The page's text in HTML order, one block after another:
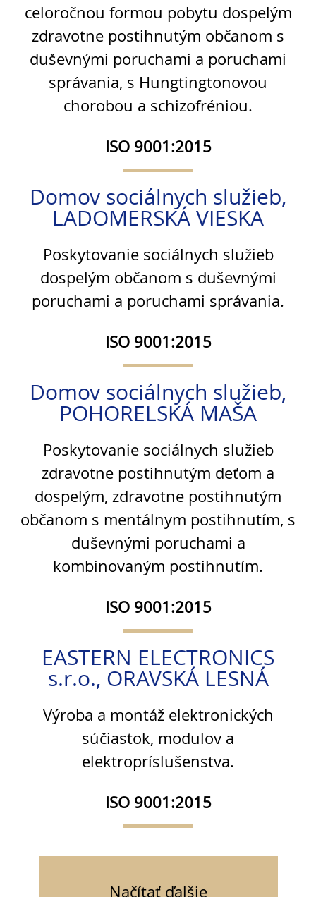
celoročnou formou pobytu dospelým
zdravotne postihnutým občanom s
duševnými poruchami a poruchami
správania, s Hungtingtonovou
chorobou a schizofréniou.
ISO 9001:2015
Domov sociálnych služieb,
LADOMERSKÁ VIESKA
Poskytovanie sociálnych služieb
dospelým občanom s duševnými
poruchami a poruchami správania.
ISO 9001:2015
Domov sociálnych služieb,
POHORELSKÁ MAŠA
Poskytovanie sociálnych služieb
zdravotne postihnutým deťom a
dospelým, zdravotne postihnutým
občanom s mentálnym postihnutím, s
duševnými poruchami a
kombinovaným postihnutím.
ISO 9001:2015
EASTERN ELECTRONICS
s.r.o., ORAVSKÁ LESNÁ
Výroba a montáž elektronických
súčiastok, modulov a
elektropríslušenstva.
ISO 9001:2015
Načítať ďalšie